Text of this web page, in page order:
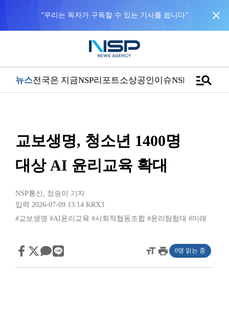
“우리는 독자가 구독할 수 있는 기사를 씁니다” close
뉴스전국은 지금NSP리포트소상공인이슈NSPTVmanage_search
교보생명, 청소년 1400명
대상 AI 윤리교육 확대
NSP통신 , 정송이 기자
입력 2026-07-09 13:14 KRX3
#교보생명 #AI윤리교육 #사회적협동조합 #윤리탐험대 #미래
format_sizeprint 0명 읽는 중